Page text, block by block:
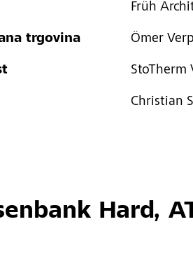
Früh
trgovina Ömer
StoTherm
Christian
Hard,